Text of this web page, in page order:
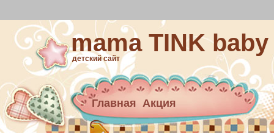
mama TINK baby
детский сайт
Главная Акция
Архив новостей